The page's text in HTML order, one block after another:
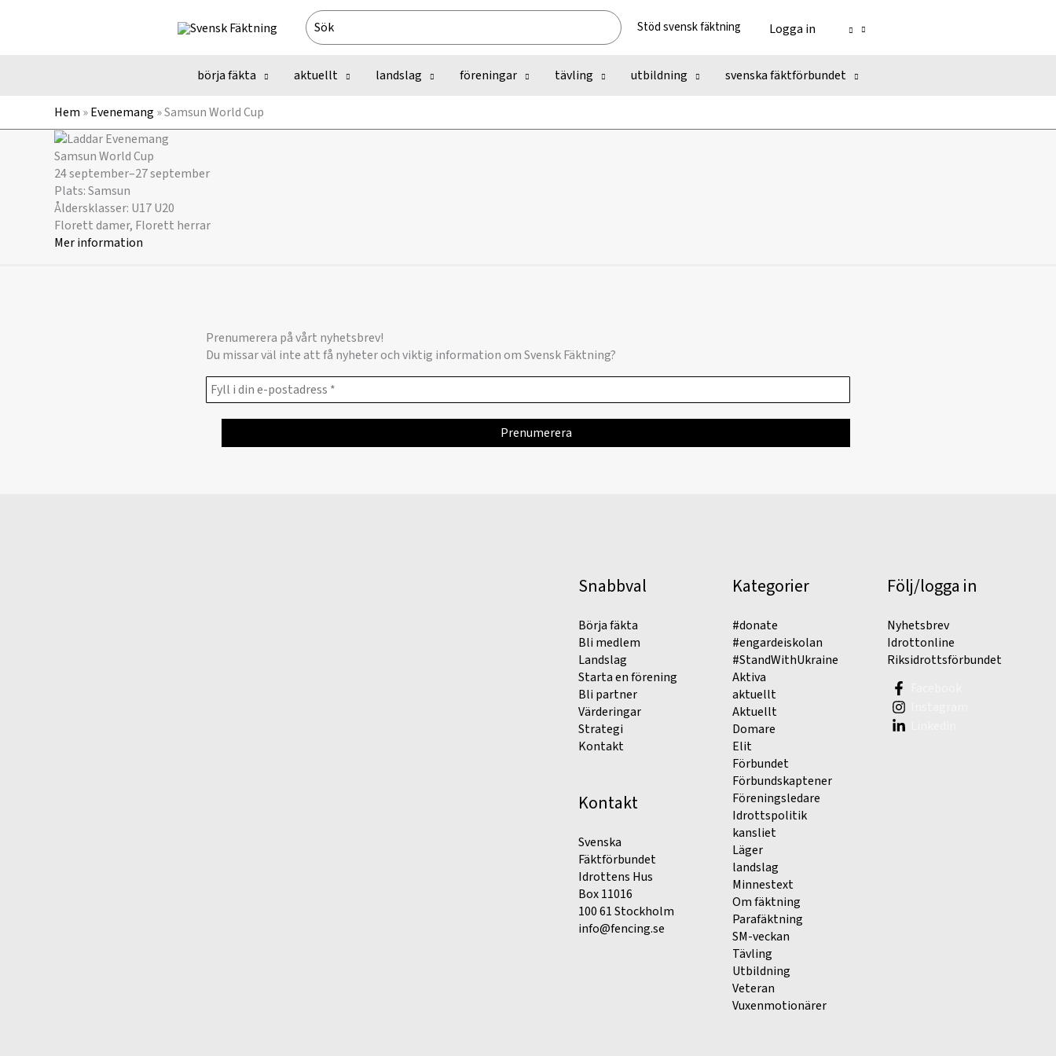
Search
for:
Stöd svensk fäktning Logga in
börja fäkta aktuellt landslag föreningar tävling utbildning svenska fäktförbundet
Hem »Evenemang »Samsun World Cup
Samsun World Cup
24 september–27 september
Plats: Samsun
Åldersklasser: U17 U20
Florett damer, Florett herrar
Mer information
Prenumerera på vårt nyhetsbrev!
Du missar väl inte att få nyheter och viktig information om Svensk Fäktning?
Snabbval
Börja fäkta
Bli medlem
Landslag
Starta en förening
Bli partner
Värderingar
Strategi
Kontakt
Kontakt
Svenska
Fäktförbundet
Idrottens Hus
Box 11016
100 61 Stockholm
info@fencing.se
Kategorier
#donate
#engardeiskolan
#StandWithUkraine
Aktiva
aktuellt
Aktuellt
Domare
Elit
Förbundet
Förbundskaptener
Föreningsledare
Idrottspolitik
kansliet
Läger
landslag
Minnestext
Om fäktning
Parafäktning
SM-veckan
Tävling
Utbildning
Veteran
Vuxenmotionärer
Följ/logga in
Nyhetsbrev
Idrottonline
Riksidrottsförbundet